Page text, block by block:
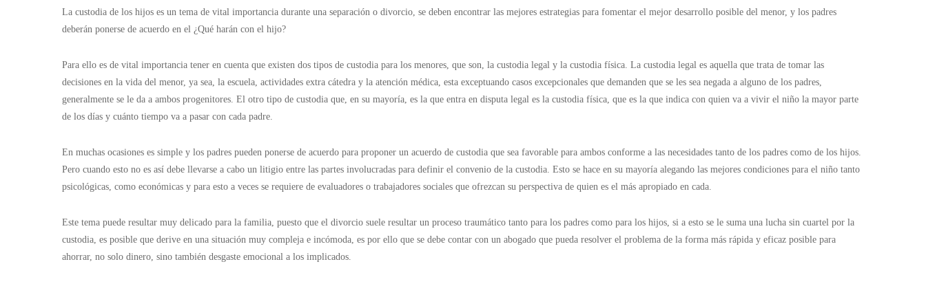
La custodia de los hijos es un tema de vital importancia durante una separación o divorcio, se deben encontrar las mejores estrategias para fomentar el mejor desarrollo posible del menor, y los padres
deberán ponerse de acuerdo en el ¿Qué harán con el hijo?
Para ello es de vital importancia tener en cuenta que existen dos tipos de custodia para los menores, que son, la custodia legal y la custodia física. La custodia legal es aquella que trata de tomar las
decisiones en la vida del menor, ya sea, la escuela, actividades extra cátedra y la atención médica, esta exceptuando casos excepcionales que demanden que se les sea negada a alguno de los padres,
generalmente se le da a ambos progenitores. El otro tipo de custodia que, en su mayoría, es la que entra en disputa legal es la custodia física, que es la que indica con quien va a vivir el niño la mayor parte
de los días y cuánto tiempo va a pasar con cada padre.
En muchas ocasiones es simple y los padres pueden ponerse de acuerdo para proponer un acuerdo de custodia que sea favorable para ambos conforme a las necesidades tanto de los padres como de los hijos.
Pero cuando esto no es así debe llevarse a cabo un litigio entre las partes involucradas para definir el convenio de la custodia. Esto se hace en su mayoría alegando las mejores condiciones para el niño tanto
psicológicas, como económicas y para esto a veces se requiere de evaluadores o trabajadores sociales que ofrezcan su perspectiva de quien es el más apropiado en cada.
Este tema puede resultar muy delicado para la familia, puesto que el divorcio suele resultar un proceso traumático tanto para los padres como para los hijos, si a esto se le suma una lucha sin cuartel por la
custodia, es posible que derive en una situación muy compleja e incómoda, es por ello que se debe contar con un abogado que pueda resolver el problema de la forma más rápida y eficaz posible para
ahorrar, no solo dinero, sino también desgaste emocional a los implicados.